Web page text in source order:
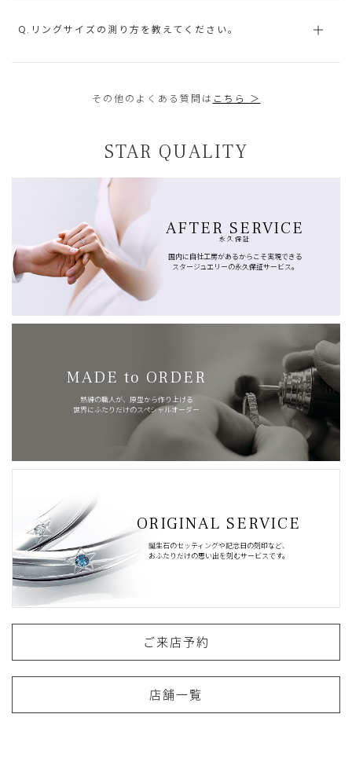
Q.リングサイズの測り方を教えてください。
その他のよくある質問は こちら ＞
STAR QUALITY
AFTER SERVICE
永久保証
国内に自社工房があるからこそ実現できる
スタージュエリーの永久保証サービス。
MADE to ORDER
熟練の職人が、原型から作り上げる
世界にふたりだけのスペシャルオーダー
ORIGINAL SERVICE
誕生石のセッティングや記念日の刻印など、
おふたりだけの思い出を刻むサービスです。
ご来店予約
店舗一覧